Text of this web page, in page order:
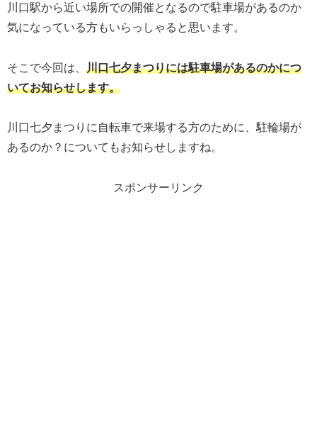
川口駅から近い場所での開催となるので駐車場があるのか
気になっている方もいらっしゃると思います。
そこで今回は、 川口七夕まつりには駐車場があるのかにつ
いてお知らせします。
川口七夕まつりに自転車で来場する方のために、駐輪場が
あるのか？についてもお知らせしますね。
スポンサーリンク